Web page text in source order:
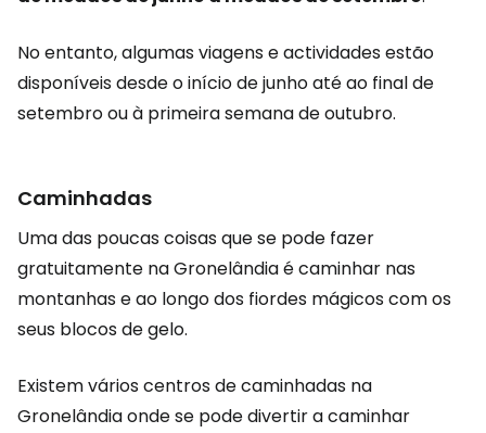
No entanto, algumas viagens e actividades estão
disponíveis desde o início de junho até ao final de
setembro ou à primeira semana de outubro.
Caminhadas
Uma das poucas coisas que se pode fazer
gratuitamente na Gronelândia é caminhar nas
montanhas e ao longo dos fiordes mágicos com os
seus blocos de gelo.
Existem vários centros de caminhadas na
Gronelândia onde se pode divertir a caminhar